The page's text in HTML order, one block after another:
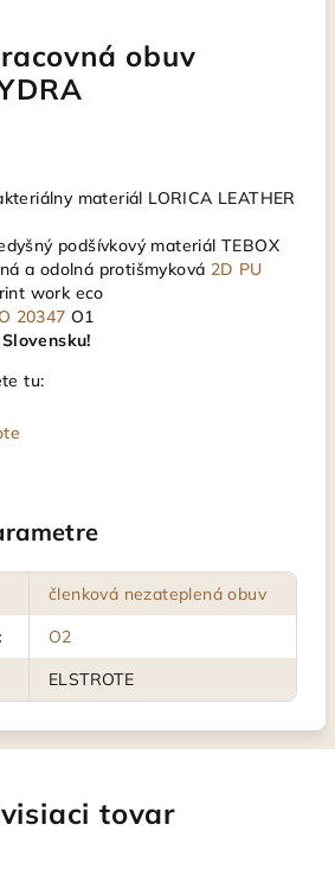
obuv
materiál LORICA LEATHER
podšívkový materiál TEBOX
a odolná protišmyková 2D PU
work eco
20347 O1
tu:
členková nezateplená obuv
O2
ELSTROTE
tovar